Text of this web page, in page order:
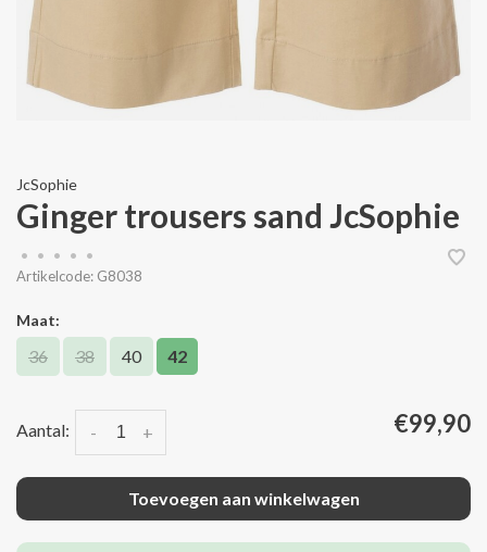
JcSophie
Ginger trousers sand JcSophie
• • • •
•
Artikelcode: G8038
Maat:
36 38 40 42
Aantal: +
- €99,90
Toevoegen aan winkelwagen